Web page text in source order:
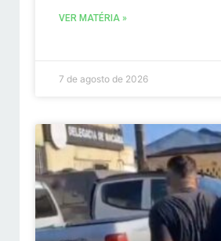
VER MATÉRIA »
7 de agosto de 2026